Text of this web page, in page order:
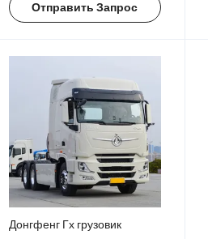
электрические варианты
Отправить Запрос
Донгфенг Гх грузовик